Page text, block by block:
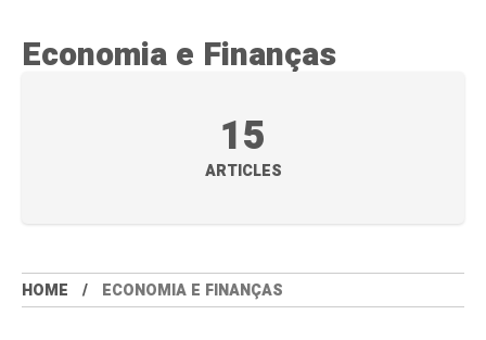
Economia e Finanças
15
ARTICLES
HOME ECONOMIA E FINANÇAS